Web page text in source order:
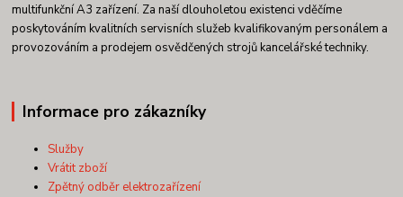
multifunkční A3 zařízení. Za naší dlouholetou existenci vděčíme
poskytováním kvalitních servisních služeb kvalifikovaným personálem a
provozováním a prodejem osvědčených strojů kancelářské techniky.
Informace pro zákazníky
Služby
Vrátit zboží
Zpětný odběr elektrozařízení